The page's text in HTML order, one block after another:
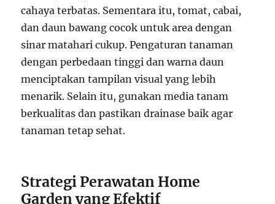
cahaya terbatas. Sementara itu, tomat, cabai,
dan daun bawang cocok untuk area dengan
sinar matahari cukup. Pengaturan tanaman
dengan perbedaan tinggi dan warna daun
menciptakan tampilan visual yang lebih
menarik. Selain itu, gunakan media tanam
berkualitas dan pastikan drainase baik agar
tanaman tetap sehat.
Strategi Perawatan Home
Garden yang Efektif